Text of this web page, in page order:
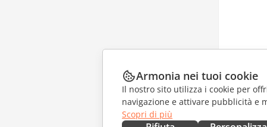
Armonia nei tuoi cookie
Il nostro sito utilizza i cookie per
navigazione e attivare pubblicità e
Scopri di più